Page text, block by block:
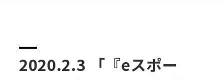
2020.2.3 「『eスポー